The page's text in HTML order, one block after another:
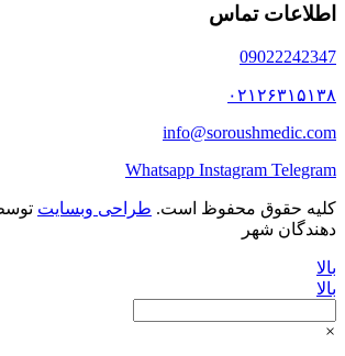
اطلاعات تماس
09022242347
۰۲۱۲۶۳۱۵۱۳۸
info@soroushmedic.com
Whatsapp Instagram Telegram
کلیه حقوق محفوظ است. طراحی وبسایت
دهندگان شهر
بالا
بالا
×